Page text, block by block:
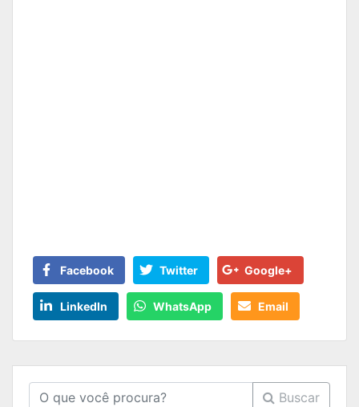
Facebook Twitter Google+
LinkedIn WhatsApp Email
Buscar